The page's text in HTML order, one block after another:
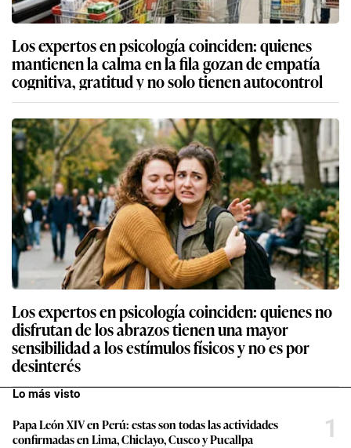
Los expertos en psicología coinciden: quienes
mantienen la calma en la fila gozan de empatía
cognitiva, gratitud y no solo tienen autocontrol
Los expertos en psicología coinciden: quienes no
disfrutan de los abrazos tienen una mayor
sensibilidad a los estímulos físicos y no es por
desinterés
Lo más visto
Papa León XIV en Perú: estas son todas las actividades
confirmadas en Lima, Chiclayo, Cusco y Pucallpa
1